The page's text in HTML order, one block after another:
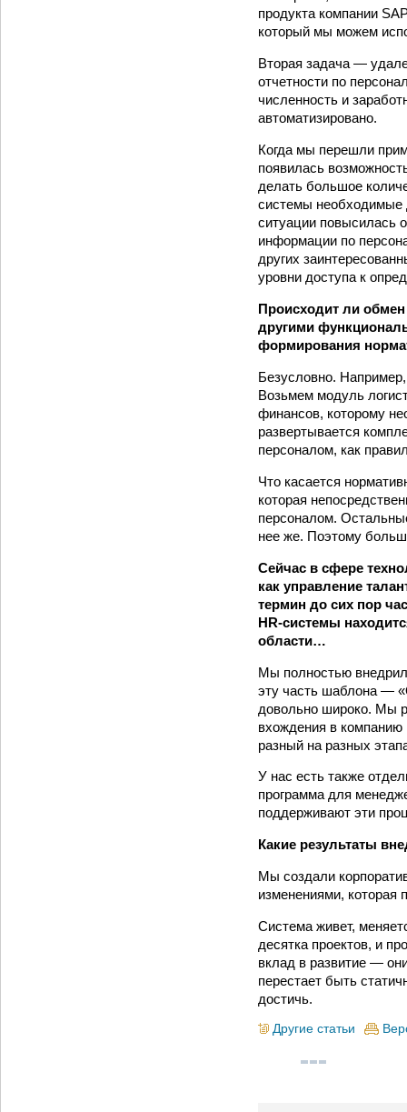
продукта компании
который мы можем
Вторая задача —
отчетности по
численность и
автоматизировано.
Когда мы перешли
появилась
делать большое
системы необходимые
ситуации повысилась
информации по
других
уровни доступа к
Происходит ли
другими
формирования
Безусловно.
Возьмем модуль
финансов, которому
развертывается
персоналом, как
Что касается
которая
персоналом.
нее же. Поэтому
Сейчас в сфере
как управление
термин до сих пор
HR‑системы
области…
Мы полностью
эту часть шаблона —
довольно широко. Мы
вхождения в
разный на разных
У нас есть также
программа для
поддерживают эти
Какие результаты
Мы создали
изменениями,
Система живет,
десятка проектов, и
вклад в развитие —
перестает быть
достичь.
Другие статьи